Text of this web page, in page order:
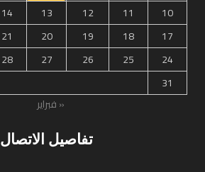
10
11
12
13
14
17
18
19
20
21
24
25
26
27
28
31
« فبراير
تفاصيل الاتصال